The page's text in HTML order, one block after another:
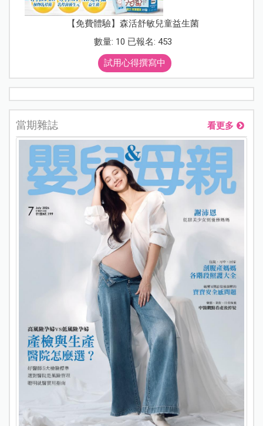
【免費體驗】森活舒敏兒童益生菌
數量: 10 已報名: 453
試用心得撰寫中
當期雜誌 看更多